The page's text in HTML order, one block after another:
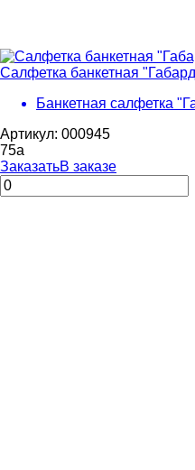
Салфетка банкетная
Банкетная салфетка
Артикул: 000945
75a
ЗаказатьВ заказе